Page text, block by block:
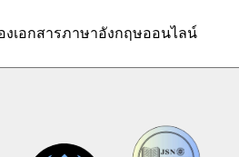
เอกสารภาษาอังกฤษออนไลน์